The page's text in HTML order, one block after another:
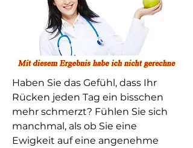
Haben Sie das Gefühl, dass Ihr
Rücken jeden Tag ein bisschen
mehr schmerzt? Fühlen Sie sich
manchmal, als ob Sie eine
Ewigkeit auf eine angenehme